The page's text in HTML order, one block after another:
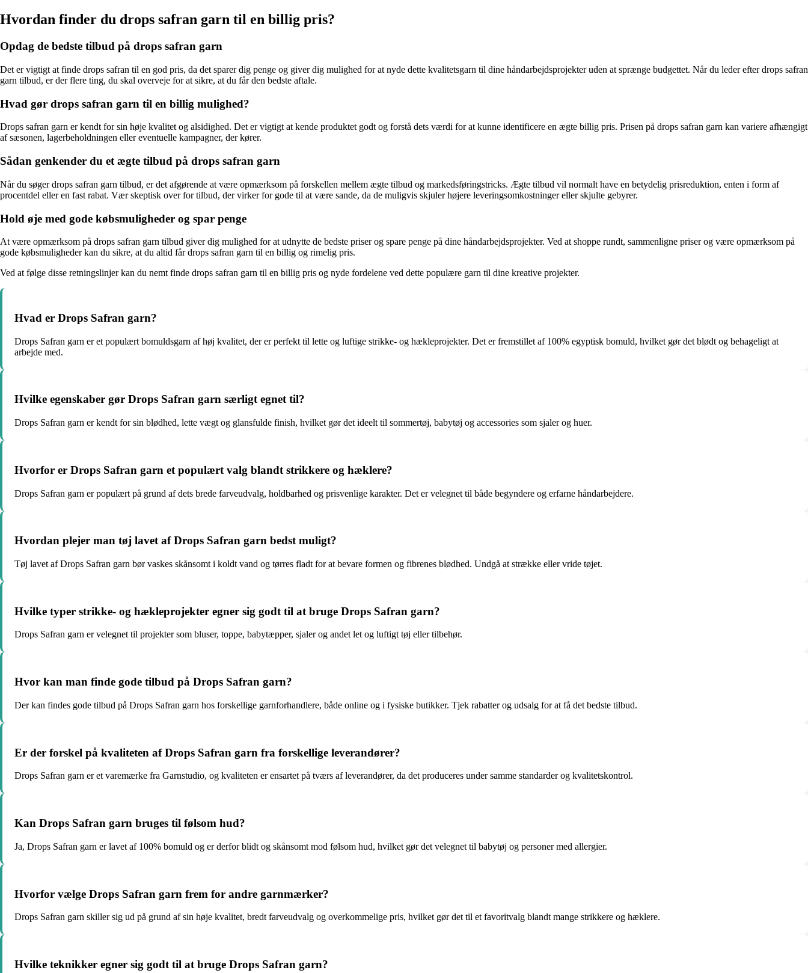
Hvordan finder du drops safran garn til en billig pris?
Opdag de bedste tilbud på drops safran garn
Det er vigtigt at finde drops safran til en god pris, da det sparer dig penge og giver dig mulighed for at nyde dette kvalitetsgarn til dine håndarbejdsprojekter uden at sprænge budgettet. Når du leder efter drops safran
garn tilbud, er der flere ting, du skal overveje for at sikre, at du får den bedste aftale.
Hvad gør drops safran garn til en billig mulighed?
Drops safran garn er kendt for sin høje kvalitet og alsidighed. Det er vigtigt at kende produktet godt og forstå dets værdi for at kunne identificere en ægte billig pris. Prisen på drops safran garn kan variere afhængigt
af sæsonen, lagerbeholdningen eller eventuelle kampagner, der kører.
Sådan genkender du et ægte tilbud på drops safran garn
Når du søger drops safran garn tilbud, er det afgørende at være opmærksom på forskellen mellem ægte tilbud og markedsføringstricks. Ægte tilbud vil normalt have en betydelig prisreduktion, enten i form af
procentdel eller en fast rabat. Vær skeptisk over for tilbud, der virker for gode til at være sande, da de muligvis skjuler højere leveringsomkostninger eller skjulte gebyrer.
Hold øje med gode købsmuligheder og spar penge
At være opmærksom på drops safran garn tilbud giver dig mulighed for at udnytte de bedste priser og spare penge på dine håndarbejdsprojekter. Ved at shoppe rundt, sammenligne priser og være opmærksom på
gode købsmuligheder kan du sikre, at du altid får drops safran garn til en billig og rimelig pris.
Ved at følge disse retningslinjer kan du nemt finde drops safran garn til en billig pris og nyde fordelene ved dette populære garn til dine kreative projekter.
Hvad er Drops Safran garn?
Drops Safran garn er et populært bomuldsgarn af høj kvalitet, der er perfekt til lette og luftige strikke- og hækleprojekter. Det er fremstillet af 100% egyptisk bomuld, hvilket gør det blødt og behageligt at
arbejde med.
Hvilke egenskaber gør Drops Safran garn særligt egnet til?
Drops Safran garn er kendt for sin blødhed, lette vægt og glansfulde finish, hvilket gør det ideelt til sommertøj, babytøj og accessories som sjaler og huer.
Hvorfor er Drops Safran garn et populært valg blandt strikkere og hæklere?
Drops Safran garn er populært på grund af dets brede farveudvalg, holdbarhed og prisvenlige karakter. Det er velegnet til både begyndere og erfarne håndarbejdere.
Hvordan plejer man tøj lavet af Drops Safran garn bedst muligt?
Tøj lavet af Drops Safran garn bør vaskes skånsomt i koldt vand og tørres fladt for at bevare formen og fibrenes blødhed. Undgå at strække eller vride tøjet.
Hvilke typer strikke- og hækleprojekter egner sig godt til at bruge Drops Safran garn?
Drops Safran garn er velegnet til projekter som bluser, toppe, babytæpper, sjaler og andet let og luftigt tøj eller tilbehør.
Hvor kan man finde gode tilbud på Drops Safran garn?
Der kan findes gode tilbud på Drops Safran garn hos forskellige garnforhandlere, både online og i fysiske butikker. Tjek rabatter og udsalg for at få det bedste tilbud.
Er der forskel på kvaliteten af Drops Safran garn fra forskellige leverandører?
Drops Safran garn er et varemærke fra Garnstudio, og kvaliteten er ensartet på tværs af leverandører, da det produceres under samme standarder og kvalitetskontrol.
Kan Drops Safran garn bruges til følsom hud?
Ja, Drops Safran garn er lavet af 100% bomuld og er derfor blidt og skånsomt mod følsom hud, hvilket gør det velegnet til babytøj og personer med allergier.
Hvorfor vælge Drops Safran garn frem for andre garnmærker?
Drops Safran garn skiller sig ud på grund af sin høje kvalitet, bredt farveudvalg og overkommelige pris, hvilket gør det til et favoritvalg blandt mange strikkere og hæklere.
Hvilke teknikker egner sig godt til at bruge Drops Safran garn?